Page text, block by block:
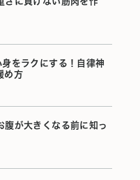
をラクにする！自律神
め方
腹が大きくなる前に知っ